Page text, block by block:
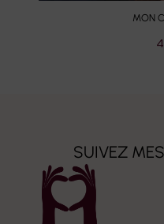
MON
SUIVEZ